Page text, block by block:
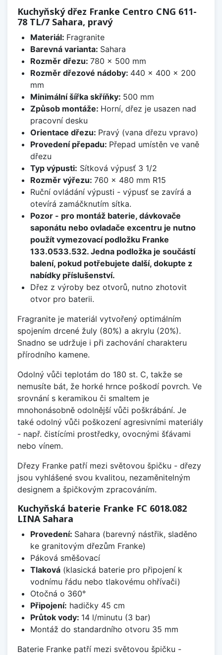
Kuchyňský dřez Franke Centro CNG 611-
78 TL/7 Sahara, pravý
Materiál: Fragranite
Barevná varianta: Sahara
Rozměr dřezu: 780 x 500 mm
Rozměr dřezové nádoby: 440 x 400 x 200
mm
Minimální šířka skříňky: 500 mm
Způsob montáže: Horní, dřez je usazen nad
pracovní desku
Orientace dřezu: Pravý (vana dřezu vpravo)
Provedení přepadu: Přepad umístěn ve vaně
dřezu
Typ výpusti: Sítková výpusť 3 1/2
Rozměr výřezu: 760 x 480 mm R15
Ruční ovládání výpusti - výpusť se zavírá a
otevírá zamáčknutím sítka.
Pozor - pro montáž baterie, dávkovače
saponátu nebo ovladače excentru je nutno
použít vymezovací podložku Franke
133.0533.532. Jedna podložka je součástí
balení, pokud potřebujete další, dokupte z
nabídky příslušenství.
Dřez z výroby bez otvorů, nutno zhotovit
otvor pro baterii.
Fragranite je materiál vytvořený optimálním
spojením drcené žuly (80%) a akrylu (20%).
Snadno se udržuje i při zachování charakteru
přírodního kamene.
Odolný vůči teplotám do 180 st. C, takže se
nemusíte bát, že horké hrnce poškodí povrch. Ve
srovnání s keramikou či smaltem je
mnohonásobně odolnější vůči poškrábání. Je
také odolný vůči poškození agresivními materiály
- např. čistícími prostředky, ovocnými šťávami
nebo vínem.
Dřezy Franke patří mezi světovou špičku - dřezy
jsou vyhlášené svou kvalitou, nezaměnitelným
designem a špičkovým zpracováním.
Kuchyňská baterie Franke FC 6018.082
LINA Sahara
Provedení: Sahara (barevný nástřik, sladěno
ke granitovým dřezům Franke)
Páková směšovací
Tlaková(klasická baterie pro připojení k
vodnímu řádu nebo tlakovému ohřívači)
Otočná o 360°
Připojení: hadičky 45 cm
Průtok vody: 14 l/minutu (3 bar)
Montáž do standardního otvoru 35 mm
Baterie Franke patří mezi světovou špičku -